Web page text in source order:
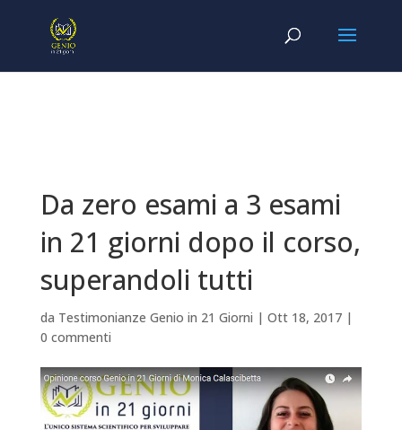
Da zero esami a 3 esami
in 21 giorni dopo il corso,
superandoli tutti
da Testimonianze Genio in 21 Giorni | Ott 18, 2017|
0 commenti